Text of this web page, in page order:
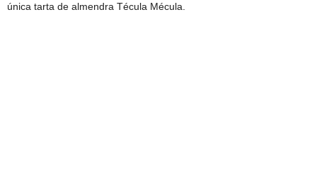
única tarta de almendra Técula Mécula.